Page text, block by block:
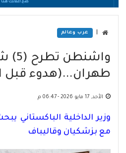
عرب وعالم
طهران...(هدوء قبل
الأحد, 17 مايو 2026 - 06:47 م
وزير الداخلية الباكستاني
مع بزشكيان وقاليباف